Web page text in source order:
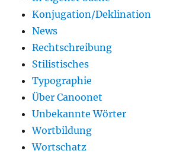
Konjugation/Deklination
News
Rechtschreibung
Stilistisches
Typographie
Über Canoonet
Unbekannte Wörter
Wortbildung
Wortschatz